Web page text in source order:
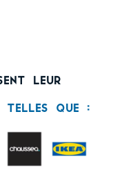
leur
telles que :